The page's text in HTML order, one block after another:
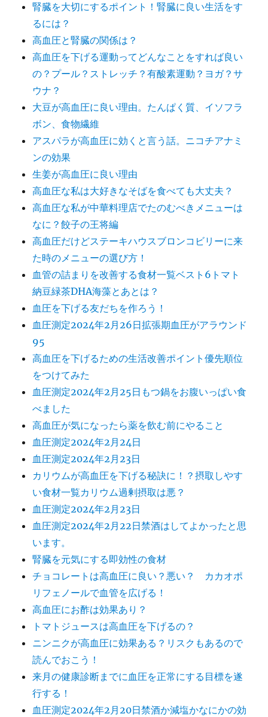
腎臓を大切にするポイント！腎臓に良い生活をす
るには？
高血圧と腎臓の関係は？
高血圧を下げる運動ってどんなことをすれば良い
の？プール？ストレッチ？有酸素運動？ヨガ？サ
ウナ？
大豆が高血圧に良い理由。たんぱく質、イソフラ
ボン、食物繊維
アスパラが高血圧に効くと言う話。ニコチアナミ
ンの効果
生姜が高血圧に良い理由
高血圧な私は大好きなそばを食べても大丈夫？
高血圧な私が中華料理店でたのむべきメニューは
なに？餃子の王将編
高血圧だけどステーキハウスブロンコビリーに来
た時のメニューの選び方！
血管の詰まりを改善する食材一覧ベスト6トマト
納豆緑茶DHA海藻とあとは？
血圧を下げる友だちを作ろう！
血圧測定2024年2月26日拡張期血圧がアラウンド
95
高血圧を下げるための生活改善ポイント優先順位
をつけてみた
血圧測定2024年2月25日もつ鍋をお腹いっぱい食
べました
高血圧が気になったら薬を飲む前にやること
血圧測定2024年2月24日
血圧測定2024年2月23日
カリウムが高血圧を下げる秘訣に！？摂取しやす
い食材一覧カリウム過剰摂取は悪？
血圧測定2024年2月23日
血圧測定2024年2月22日禁酒はしてよかったと思
います。
腎臓を元気にする即効性の食材
チョコレートは高血圧に良い？悪い？ カカオポ
リフェノールで血管を広げる！
高血圧にお酢は効果あり？
トマトジュースは高血圧を下げるの？
ニンニクが高血圧に効果ある？リスクもあるので
読んでおこう！
来月の健康診断までに血圧を正常にする目標を遂
行する！
血圧測定2024年2月20日禁酒か減塩かなにかの効